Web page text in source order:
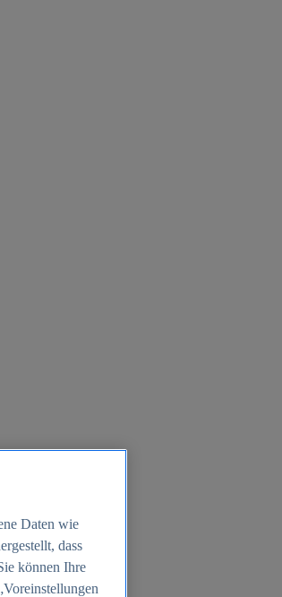
Daten wie
dass
können Ihre